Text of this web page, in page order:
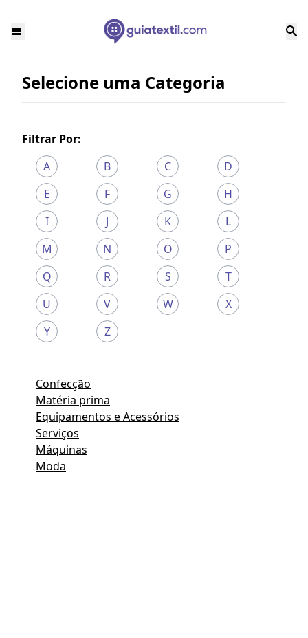
Selecione uma Categoria
Filtrar Por:
A
B C
D
E
F G
H
I
J K
L
M
N O
P
Q
R S
T
U
V W
X
Y
Z
Confecção
Matéria prima
Equipamentos e Acessórios
Serviços
Máquinas
Moda